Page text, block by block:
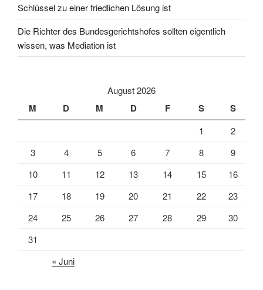
Schlüssel zu einer friedlichen Lösung ist
Die Richter des Bundesgerichtshofes sollten eigentlich
wissen, was Mediation ist
August 2026
M D M D F S S
1
2
3
4 5 6 7 8
9
10
11 12 13 14 15
16
17
18 19 20 21 22
23
24
25 26 27 28 29
30
31
« Juni